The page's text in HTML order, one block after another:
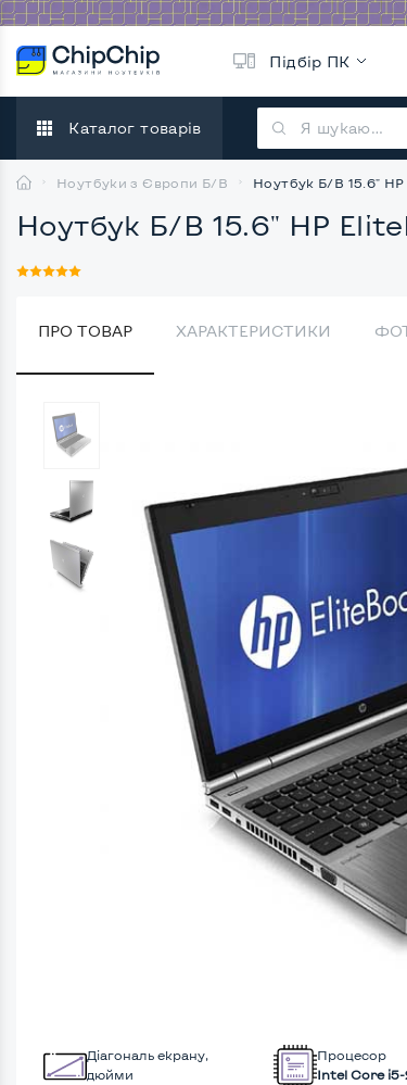
Підбір ПК
Каталог товарів
Ноутбуки з Європи Б/В Ноутбук Б/В 15.6"
Ноутбук Б/В 15.6" HP
ПРО ТОВАР ХАРАКТЕРИСТИКИ
Діагональ екрану,
дюйми
Процесор
Intel Core i5-